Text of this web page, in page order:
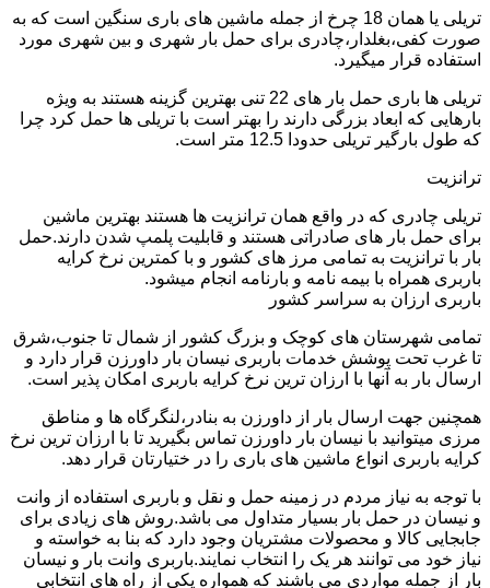
تریلی یا همان 18 چرخ از جمله ماشین های باری سنگین است که به
صورت کفی،بغلدار،چادری برای حمل بار شهری و بین شهری مورد
استفاده قرار میگیرد.
تریلی ها باری حمل بار های 22 تنی بهترین گزینه هستند به ویژه
بارهایی که ابعاد بزرگی دارند را بهتر است با تریلی ها حمل کرد چرا
که طول بارگیر تریلی حدودا 12.5 متر است.
ترانزیت
تریلی چادری که در واقع همان ترانزیت ها هستند بهترین ماشین
برای حمل بار های صادراتی هستند و قابلیت پلمپ شدن دارند.حمل
بار با ترانزیت به تمامی مرز های کشور و با کمترین نرخ کرایه
باربری همراه با بیمه نامه و بارنامه انجام میشود.
باربری ارزان به سراسر کشور
تمامی شهرستان های کوچک و بزرگ کشور از شمال تا جنوب،شرق
تا غرب تحت پوشش خدمات باربری نیسان بار داورزن قرار دارد و
ارسال بار به آنها با ارزان ترین نرخ کرایه باربری امکان پذیر است.
همچنین جهت ارسال بار از داورزن به بنادر،لنگرگاه ها و مناطق
مرزی میتوانید با نیسان بار داورزن تماس بگیرید تا با ارزان ترین نرخ
کرایه باربری انواع ماشین های باری را در ختیارتان قرار دهد.
با توجه به نیاز مردم در زمینه حمل و نقل و باربری استفاده از وانت
و نیسان در حمل بار بسیار متداول می باشد.روش های زیادی برای
جابجایی کالا و محصولات مشتریان وجود دارد که بنا به خواسته و
نیاز خود می توانند هر یک را انتخاب نمایند.باربری وانت بار و نیسان
بار از جمله مواردی می باشند که همواره یکی از راه های انتخابی